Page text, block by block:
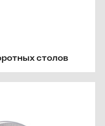
столов